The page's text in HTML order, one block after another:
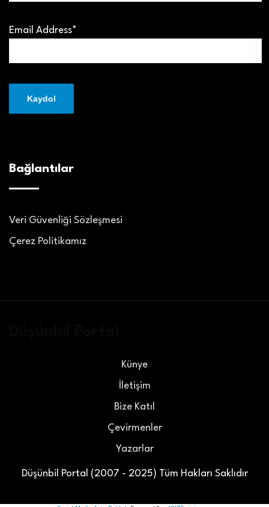
Email Address*
Bağlantılar
Veri Güvenliği Sözleşmesi
Çerez Politikamız
Düşünbil Portal (2007 - 2025) Tüm Hakları Saklıdır
Künye
İletişim
Bize Katıl
Çevirmenler
Yazarlar